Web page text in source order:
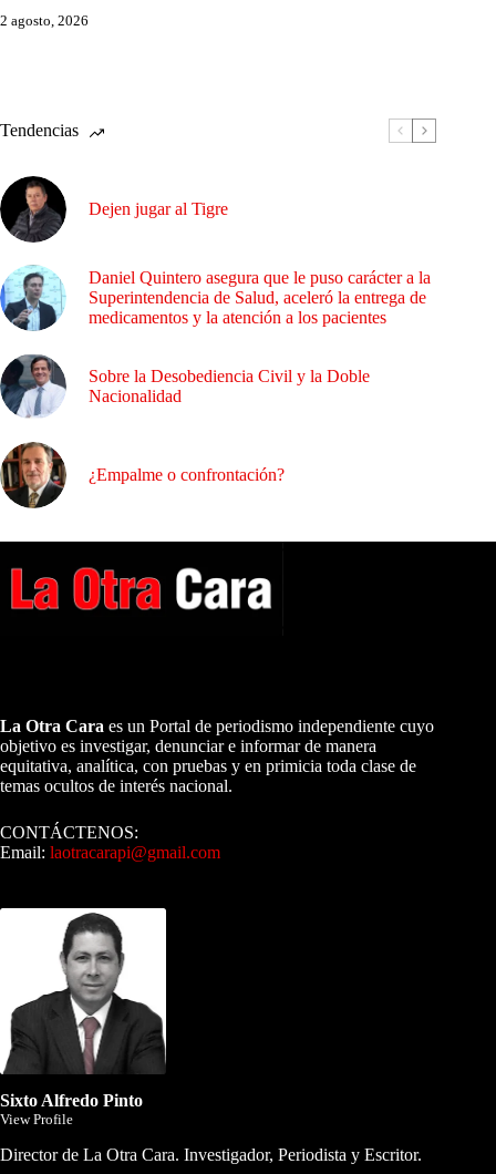
2 agosto, 2026
Tendencias
Dejen jugar al Tigre
Daniel Quintero asegura que le puso carácter a la
Superintendencia de Salud, aceleró la entrega de
medicamentos y la atención a los pacientes
Sobre la Desobediencia Civil y la Doble
Nacionalidad
¿Empalme o confrontación?
La Otra Cara es un Portal de periodismo independiente cuyo
objetivo es investigar, denunciar e informar de manera
equitativa, analítica, con pruebas y en primicia toda clase de
temas ocultos de interés nacional.
CONTÁCTENOS:
Email: laotracarapi@gmail.com
Sixto Alfredo Pinto
View Profile
Director de La Otra Cara. Investigador, Periodista y Escritor.